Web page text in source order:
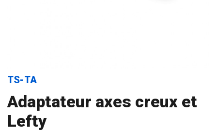
TS-TA
Adaptateur axes creux et
Lefty